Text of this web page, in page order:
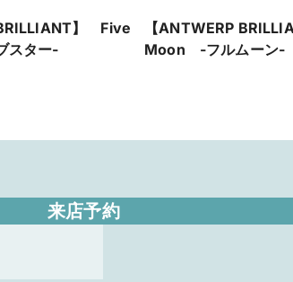
】 Five
スター-
【ANTWERP
Moon -フルムーン-
来店予約